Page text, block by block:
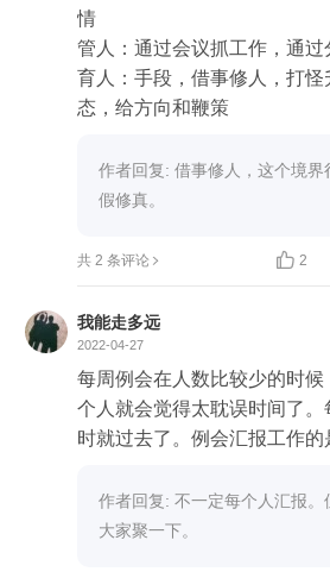
情
管人：通过会议抓工作，通过
育人：手段，借事修人，打
态，给方向和鞭策
作者回复: 借事修人，这个境
假修真。
共 2 条评论  2
我能走多远
2022-04-27
每周例会在人数比较少的时
个人就会觉得太耽误时间了
时就过去了。例会汇报工作的
作者回复: 不一定每个人汇报。
大家聚一下。